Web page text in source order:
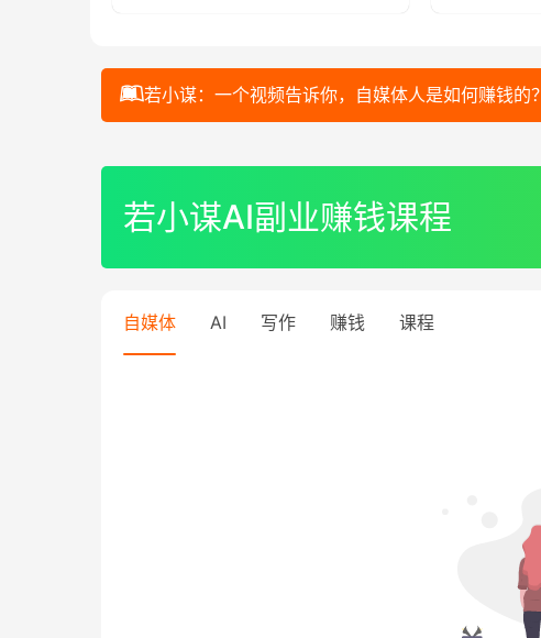
若小谋：一个视频告诉你，自媒体人是如何赚钱的？
若小谋AI副业赚钱课程
自媒体 AI 写作 赚钱 课程